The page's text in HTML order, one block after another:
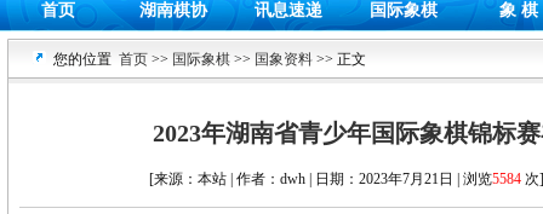
首页 湖南棋协 讯息速递 国际象棋 象 棋
您的位置 首页 >> 国际象棋 >> 国象资料 >> 正文
2023年湖南省青少年国际象棋锦标
[来源：本站 | 作者：dwh | 日期：2023年7月21日 | 浏览5584